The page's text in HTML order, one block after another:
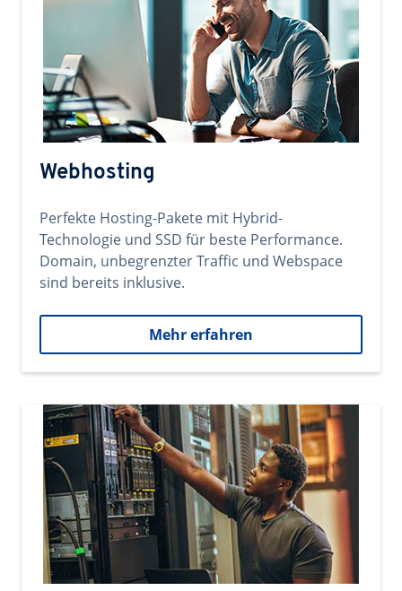
Webhosting
Perfekte Hosting-Pakete mit Hybrid-
Technologie und SSD für beste Performance.
Domain, unbegrenzter Traffic und Webspace
sind bereits inklusive.
Mehr erfahren